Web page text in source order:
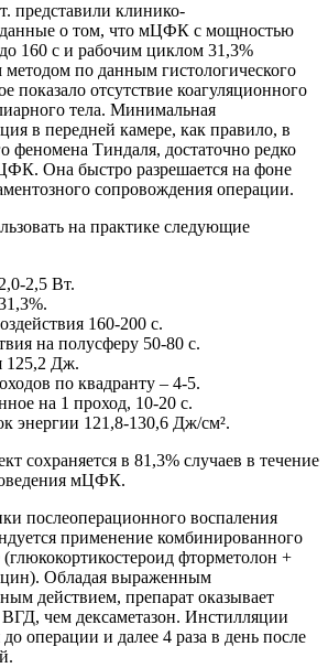
представили клинико-
данные о том, что мЦФК с мощностью
160 с и рабочим циклом 31,3%
методом по данным гистологического
показало отсутствие коагуляционного
тела. Минимальная
в передней камере, как правило, в
феномена Тиндаля, достаточно редко
Она быстро разрешается на фоне
сопровождения операции.
на практике следующие
2,5 Вт.
160-200 с.
на полусферу 50-80 с.
125,2 Дж.
по квадранту – 4-5.
на 1 проход, 10-20 с.
энергии 121,8-130,6 Дж/см².
сохраняется в 81,3% случаев в течение
мЦФК.
послеоперационного воспаления
применение комбинированного
фторметолон +
Обладая выраженным
действием, препарат оказывает
чем дексаметазон. Инстилляции
операции и далее 4 раза в день после